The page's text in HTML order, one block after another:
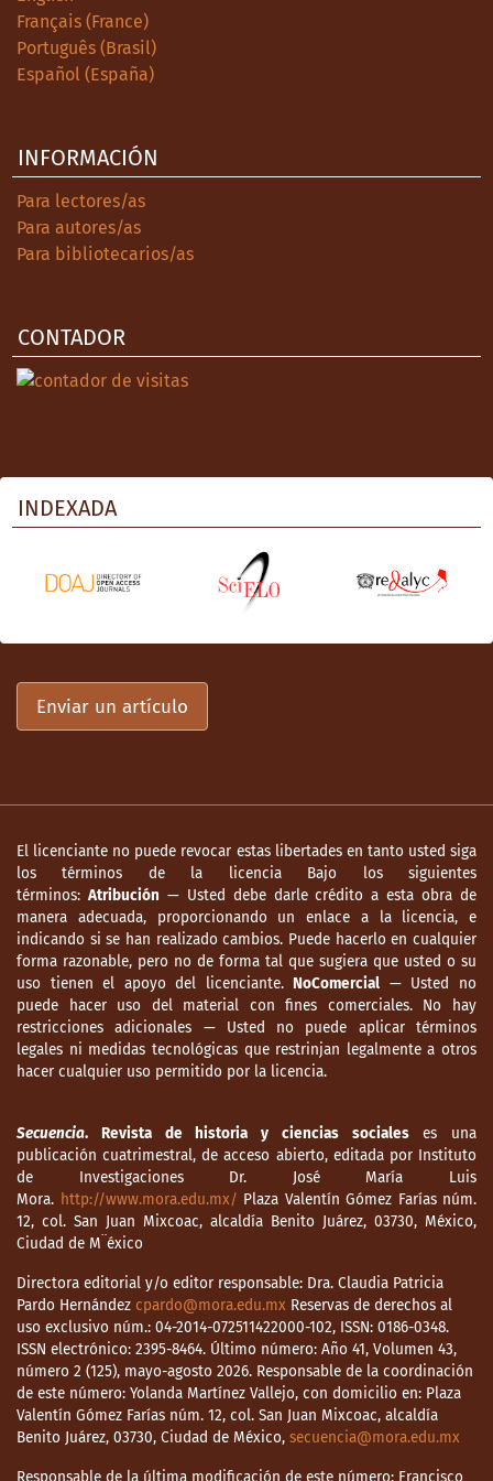
Français (France)
Português (Brasil)
Español (España)
INFORMACIÓN
Para lectores/as
Para autores/as
Para bibliotecarios/as
CONTADOR
INDEXADA
Enviar un artículo
El licenciante no puede revocar estas libertades en tanto usted siga
los términos de la licencia Bajo los siguientes
términos: Atribución — Usted debe darle crédito a esta obra de
manera adecuada, proporcionando un enlace a la licencia, e
indicando si se han realizado cambios. Puede hacerlo en cualquier
forma razonable, pero no de forma tal que sugiera que usted o su
uso tienen el apoyo del licenciante.NoComercial — Usted no
puede hacer uso del material con fines comerciales. No hay
restricciones adicionales — Usted no puede aplicar términos
legales ni medidas tecnológicas que restrinjan legalmente a otros
hacer cualquier uso permitido por la licencia.
Secuencia. Revista de historia y ciencias socialeses una
publicación cuatrimestral, de acceso abierto, editada por Instituto
de Investigaciones Dr. José María Luis
Mora. http://www.mora.edu.mx/ Plaza Valentín Gómez Farías núm.
12, col. San Juan Mixcoac, alcaldía Benito Juárez, 03730, México,
Ciudad de M¨éxico
Directora editorial y/o editor responsable: Dra. Claudia Patricia
Pardo Hernández cpardo@mora.edu.mx Reservas de derechos al
uso exclusivo núm.: 04-2014-072511422000-102, ISSN: 0186-0348.
ISSN electrónico: 2395-8464. Último número: Año 41, Volumen 43,
número 2 (125), mayo-agosto 2026. Responsable de la coordinación
de este número: Yolanda Martínez Vallejo, con domicilio en: Plaza
Valentín Gómez Farías núm. 12, col. San Juan Mixcoac, alcaldía
Benito Juárez, 03730, Ciudad de México, secuencia@mora.edu.mx